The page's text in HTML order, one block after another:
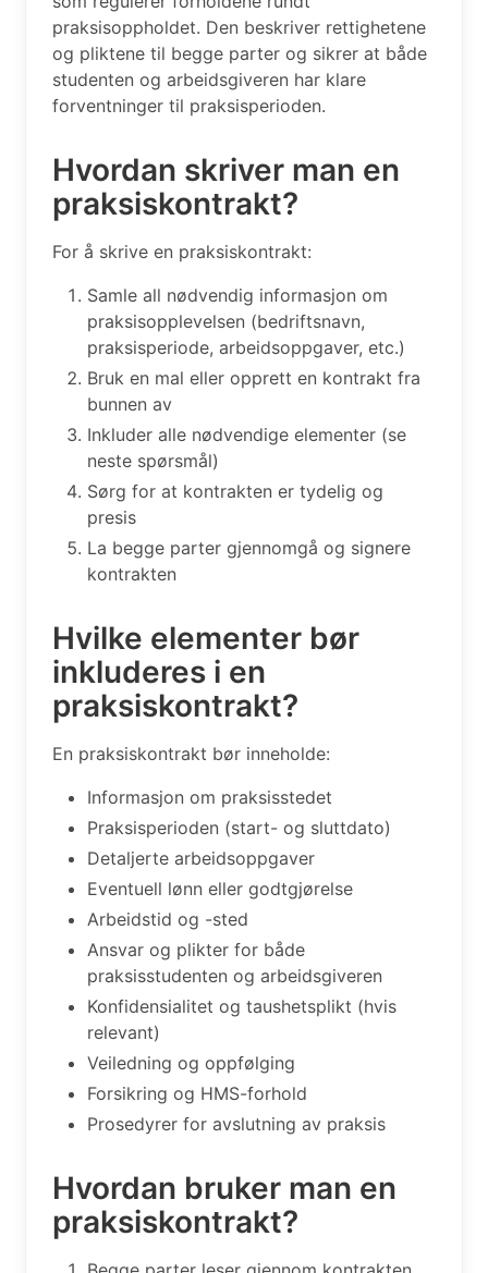
praksisoppholdet. Den beskriver rettighetene
og pliktene til begge parter og sikrer at både
studenten og arbeidsgiveren har klare
forventninger til praksisperioden.
Hvordan skriver man en
praksiskontrakt?
For å skrive en praksiskontrakt:
Samle all nødvendig informasjon om
praksisopplevelsen (bedriftsnavn,
praksisperiode, arbeidsoppgaver, etc.)
Bruk en mal eller opprett en kontrakt fra
bunnen av
Inkluder alle nødvendige elementer (se
neste spørsmål)
Sørg for at kontrakten er tydelig og
presis
La begge parter gjennomgå og signere
kontrakten
Hvilke elementer bør
inkluderes i en
praksiskontrakt?
En praksiskontrakt bør inneholde:
Informasjon om praksisstedet
Praksisperioden (start- og sluttdato)
Detaljerte arbeidsoppgaver
Eventuell lønn eller godtgjørelse
Arbeidstid og -sted
Ansvar og plikter for både
praksisstudenten og arbeidsgiveren
Konfidensialitet og taushetsplikt (hvis
relevant)
Veiledning og oppfølging
Forsikring og HMS-forhold
Prosedyrer for avslutning av praksis
Hvordan bruker man en
praksiskontrakt?